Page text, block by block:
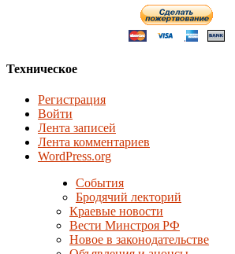
Техническое
Регистрация
Войти
Лента записей
Лента комментариев
WordPress.org
События
Бродячий лекторий
Краевые новости
Вести Минстроя РФ
Новое в законодательстве